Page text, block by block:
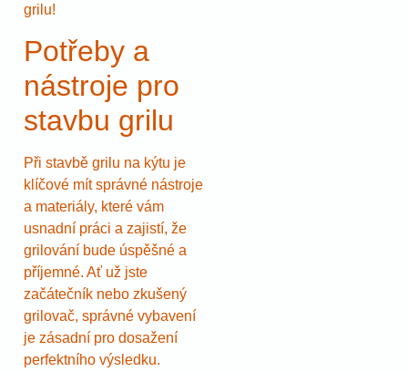
grilu!
Potřeby a
nástroje pro
stavbu grilu
Při stavbě grilu na kýtu je
klíčové mít správné nástroje
a materiály, které vám
usnadní práci a zajistí, že
grilování bude úspěšné a
příjemné. Ať už jste
začátečník nebo zkušený
grilovač, správné vybavení
je zásadní pro dosažení
perfektního výsledku.